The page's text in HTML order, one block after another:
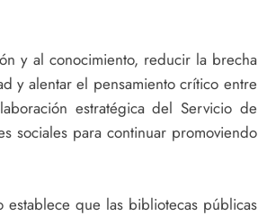
y al conocimiento, reducir la brecha
y alentar el pensamiento crítico entre
estratégica del Servicio de
sociales para continuar promoviendo
establece que las bibliotecas públicas